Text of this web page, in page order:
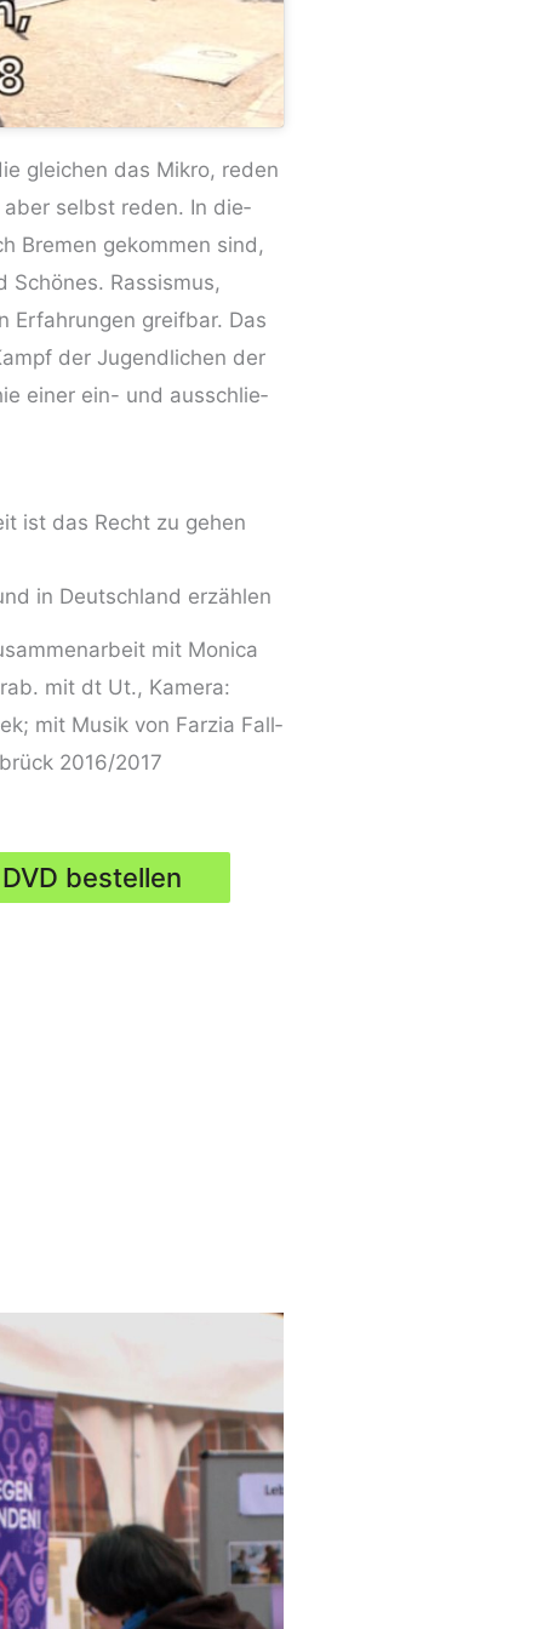
glei­chen das Mikro, reden
aber selbst reden. In die­
Bre­men gekom­men sind,
Schö­nes. Ras­sis­mus,
Erfah­run­gen greif­bar. Das
der Jugend­li­chen der
einer ein- und aus­schlie­
ist das Recht zu gehen
in Deutschland erzählen
mit Moni­ca
mit dt Ut., Kame­ra:
mit Musik von Far­zia Fall­
2016/2017
DVD bestel­len